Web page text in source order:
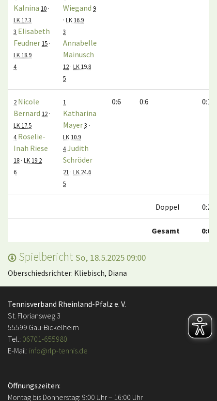
Kalnina 10 ·
LK 17.3
3 Elisabeth
Feudner 15 ·
LK 18.9
4
Wiegand 9
· LK 16.9
3
Annabelle
Mainusch
12 · LK 19.8
5
2 Nicole
Bernard 12 ·
LK 17.5
4 Roselie-
Inah Riese
18 · LK 19.2
6
1
Katharina
Mayer3 ·
LK 10.9
4Judith
Schröder
21 · LK 24.6
5
0:6 0:6 0:1
Doppel 0:2
Gesamt 0:6
Spielbericht So, 18.5.2025 09:00
Oberschiedsrichter: Kliebisch, Diana
Tennisverband Rheinland-Pfalz e. V.
St. Floriansweg 3
55599 Gau-Bickelheim
Tel.: 06701-655980
E-Mail: info@rlp-tennis.de
Öffnungszeiten:
Montag bis Donnerstag: 9:00 Uhr – 16:00 Uhr